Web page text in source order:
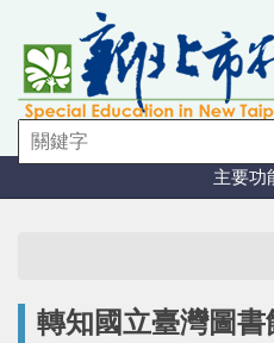
到
主
要
容
主要功
特教現況
轉知國立臺灣圖